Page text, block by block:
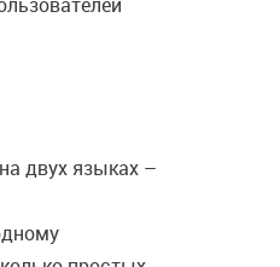
двух языках –